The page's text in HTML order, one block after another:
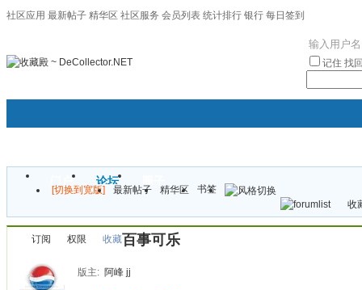
社区应用 最新帖子 精华区 社区服务 会员列表 统计排行 银行 每日签到
记住 找
门户 论坛
[切换到宽版] 最新帖子 精华区
书签
收
订阅 权限 百事可乐
收藏
版主: 阿峰 jj